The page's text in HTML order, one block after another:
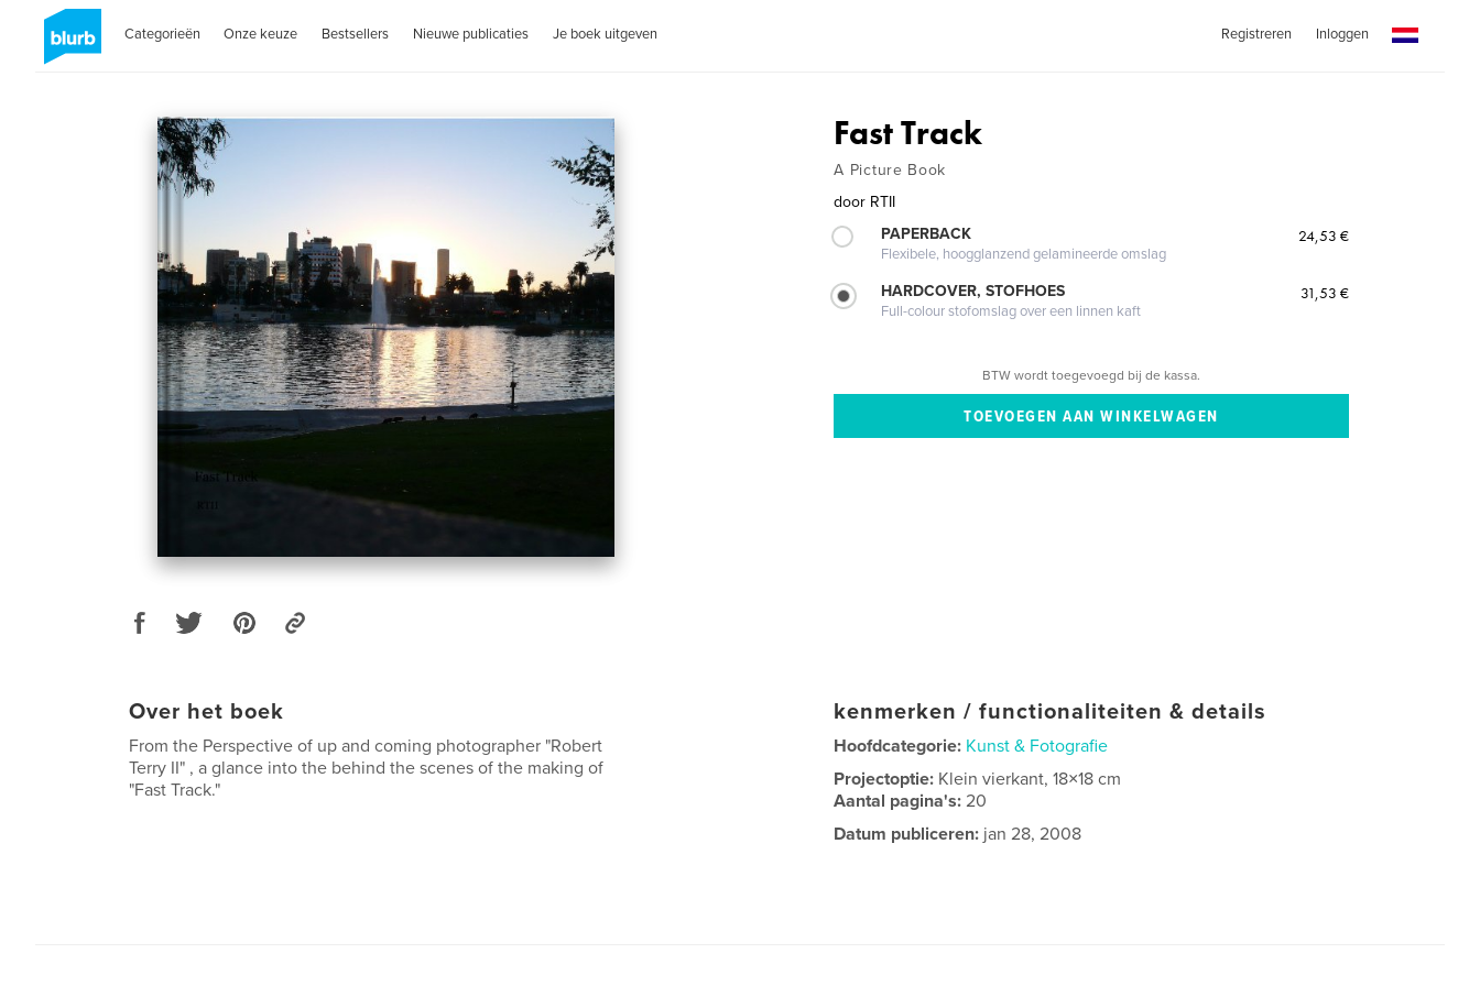
Categorieën Onze keuze Bestsellers Nieuwe publicaties Je boek uitgeven Registreren Inloggen
Fast Track
A Picture Book
door RTII
PAPERBACK
Flexibele, hoogglanzend gelamineerde omslag
24,53 €
HARDCOVER, STOFHOES
Full-colour stofomslag over een linnen kaft
31,53 €
BTW wordt toegevoegd bij de kassa.
Over het boek
From the Perspective of up and coming photographer "Robert
Terry II" , a glance into the behind the scenes of the making of
"Fast Track."
kenmerken / functionaliteiten & details
Hoofdcategorie: Kunst & Fotografie
Projectoptie: Klein vierkant, 18×18 cm
Aantal pagina's:20
Datum publiceren: jan 28, 2008